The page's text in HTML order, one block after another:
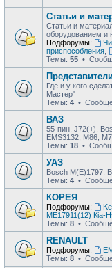
Статьи и
Статьи и
оборудованием и
Подфорумы:
приспособления
Темы: 55 •
Где и у кого
Мастер"
Темы: 4 •
ВАЗ
55-пин, J72(+),
EMS3132, М86,
Темы: 18 •
УАЗ
Bosch M(E)1797,
Темы: 4 •
КОРЕЯ
Подфорумы:
ME17911(12) Кia-
Темы: 8 •
RENAULT
Подфорумы:
Темы: 8 •